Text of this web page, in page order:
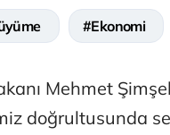
#Ekonomi
Mehmet
doğrultusunda